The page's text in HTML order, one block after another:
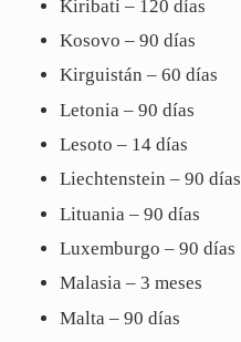
Kiribati – 120 días
Kosovo – 90 días
Kirguistán – 60 días
Letonia – 90 días
Lesoto – 14 días
Liechtenstein – 90 días
Lituania – 90 días
Luxemburgo – 90 días
Malasia – 3 meses
Malta – 90 días